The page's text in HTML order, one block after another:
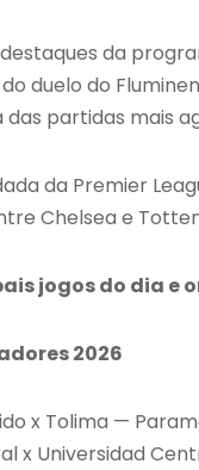
da
duelo do
das partidas mais
da Premier
Chelsea e
jogos do dia e
2026
x Tolima —
x Universidad